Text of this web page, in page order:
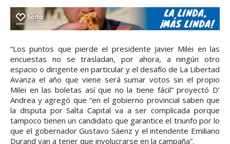
“Los puntos que pierde el presidente Javier Milei en las
encuestas no se trasladan, por ahora, a ningún otro
espacio o dirigente en particular y el desafío de La Libertad
Avanza el año que viene será sumar votos sin el propio
Milei en las boletas así que no la tiene fácil” proyectó D’
Andrea y agregó que “en el gobierno provincial saben que
la disputa por Salta Capital va a ser complicada porque
tampoco tienen un candidato que garantice el triunfo por lo
que el gobernador Gustavo Sáenz y el intendente Emiliano
Durand van a tener que involucrarse en la campaña”.